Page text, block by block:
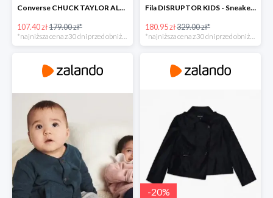
Converse CHUCK TAYLOR ALL STAR - Sneakersy wysokie -40%
107.40 zł179.00 zł*
Fila DISRUPTOR KIDS - Sneakersy niskie -45%
180.95 zł329.00 zł*
-20%